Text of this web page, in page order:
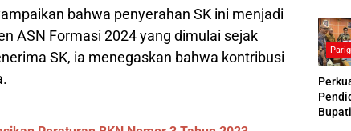
bahwa penyerahan SK ini menjadi
ASN Formasi 2024 yang dimulai sejak
SK, ia menegaskan bahwa kontribusi
Sosial